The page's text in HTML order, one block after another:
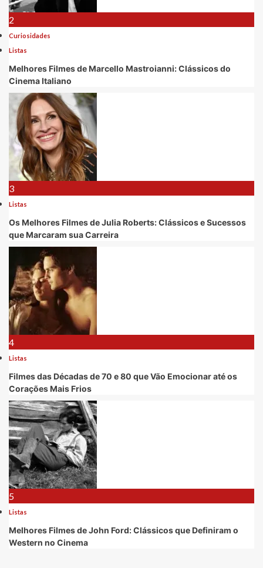
2
Curiosidades
Listas
Melhores Filmes de Marcello Mastroianni: Clássicos do
Cinema Italiano
3
Listas
Os Melhores Filmes de Julia Roberts: Clássicos e Sucessos
que Marcaram sua Carreira
4
Listas
Filmes das Décadas de 70 e 80 que Vão Emocionar até os
Corações Mais Frios
5
Listas
Melhores Filmes de John Ford: Clássicos que Definiram o
Western no Cinema